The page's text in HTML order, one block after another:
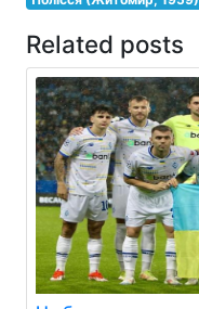
Related posts